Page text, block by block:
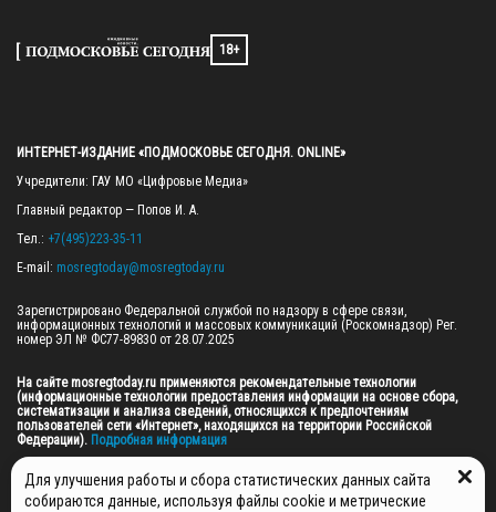
18+
ИНТЕРНЕТ-ИЗДАНИЕ «ПОДМОСКОВЬЕ СЕГОДНЯ. ONLINE»
Учредители: ГАУ МО «Цифровые Медиа»
Главный редактор — Попов И. А.
Тел.: +7(495)223-35-11
E-mail: mosregtoday@mosregtoday.ru
Зарегистрировано Федеральной службой по надзору в сфере связи,
информационных технологий и массовых коммуникаций (Роскомнадзор) Рег.
номер ЭЛ № ФС77-89830 от 28.07.2025
На сайте mosregtoday.ru применяются рекомендательные технологии
(информационные технологии предоставления информации на основе сбора,
систематизации и анализа сведений, относящихся к предпочтениям
пользователей сети «Интернет», находящихся на территории Российской
Федерации). Подробная информация
© 2026 ПРАВА НА ВСЕ МАТЕРИАЛЫ САЙТА ПРИНАДЛЕЖАТ ГАУ МО "ЦИФРОВЫЕ
МЕДИА" (ОГРН: 1255000059467).
Для улучшения работы и сбора статистических данных сайта
собираются данные, используя файлы cookie и метрические